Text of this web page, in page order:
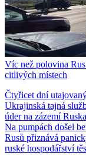
Víc než polovina
citlivých místech
Čtyřicet dní
Ukrajinská tajná
úder na zázemí
Na pumpách došel
Rusů přiznává
ruské hospodářství